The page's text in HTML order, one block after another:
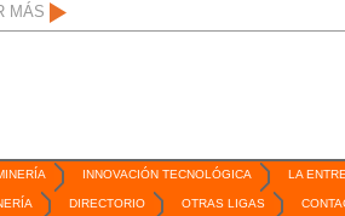
Luis Potosí, SLP / Mexico Mining Forum /
MÁS
INNOVACIÓN TECNOLÓGICA LA
DIRECTORIO OTRAS LIGAS